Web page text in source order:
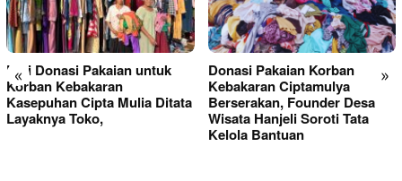
« »
Kini Donasi Pakaian untuk
Korban Kebakaran
Kasepuhan Cipta Mulia Ditata
Layaknya Toko,
Donasi Pakaian Korban
Kebakaran Ciptamulya
Berserakan, Founder Desa
Wisata Hanjeli Soroti Tata
Kelola Bantuan